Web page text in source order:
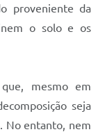
proveniente da
o solo e os
mesmo em
seja
No entanto, nem